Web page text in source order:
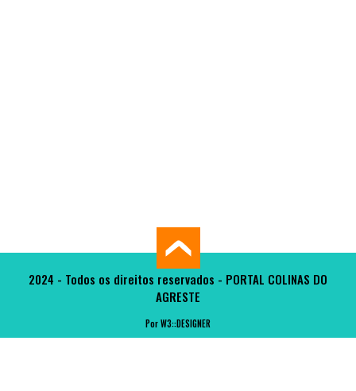
2024 - Todos os direitos reservados - PORTAL COLINAS DO
AGRESTE
Por W3::DESIGNER